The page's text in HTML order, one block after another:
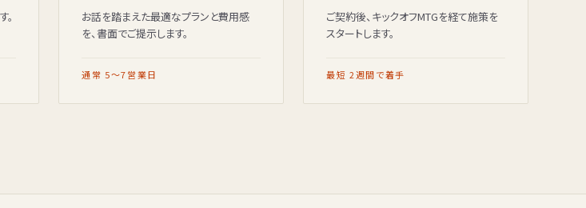
お話を踏まえた最適なプランと費用感
を、書面でご提示します。
通常 5〜7営業日
ご契約後、キックオフMTGを経て施策を
スタートします。
最短 2週間で着手